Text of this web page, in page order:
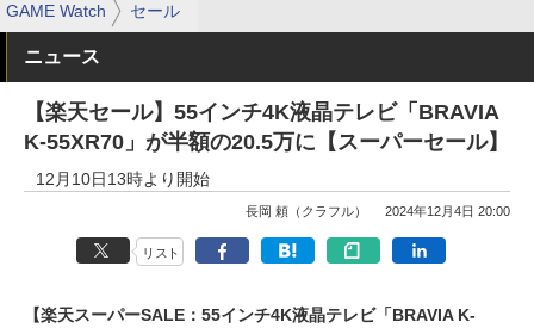
GAME Watch セール
ニュース
【楽天セール】55インチ4K液晶テレビ「BRAVIA
K-55XR70」が半額の20.5万に【スーパーセール】
12月10日13時より開始
長岡 頼（クラフル） 2024年12月4日 20:00
リスト
【楽天スーパーSALE：55インチ4K液晶テレビ「BRAVIA K-